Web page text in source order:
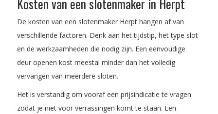
Kosten van een slotenmaker in Herpt
De kosten van een slotenmaker Herpt hangen af van
verschillende factoren. Denk aan het tijdstip, het type slot
en de werkzaamheden die nodig zijn. Een eenvoudige
deur openen kost meestal minder dan het volledig
vervangen van meerdere sloten.
Het is verstandig om vooraf een prijsindicatie te vragen
zodat je niet voor verrassingen komt te staan. Een